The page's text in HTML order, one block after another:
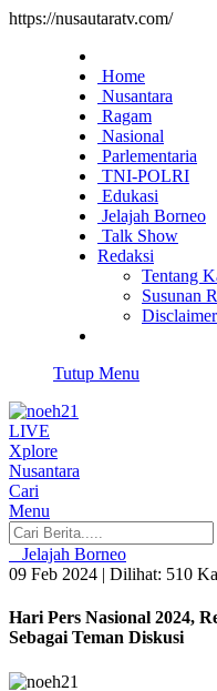
https://nusautaratv.com/
Home
Nusantara
Ragam
Nasional
Parlementaria
TNI-POLRI
Edukasi
Jelajah Borneo
Talk Show
Redaksi
Tentang
Susunan
Disclaimer
Tutup Menu
LIVE
Xplore
Nusantara
Cari
Menu
Jelajah Borneo
09 Feb 2024 | Dilihat: 510
Hari Pers Nasional 2024,
Sebagai Teman Diskusi